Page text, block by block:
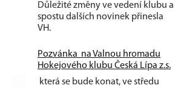
Důležité změny ve vedení klubu a
spostu dalších novinek přinesla
VH.
Pozvánka na Valnou hromadu
Hokejového klubu Česká Lípa z.s.
která se bude konat, ve středu